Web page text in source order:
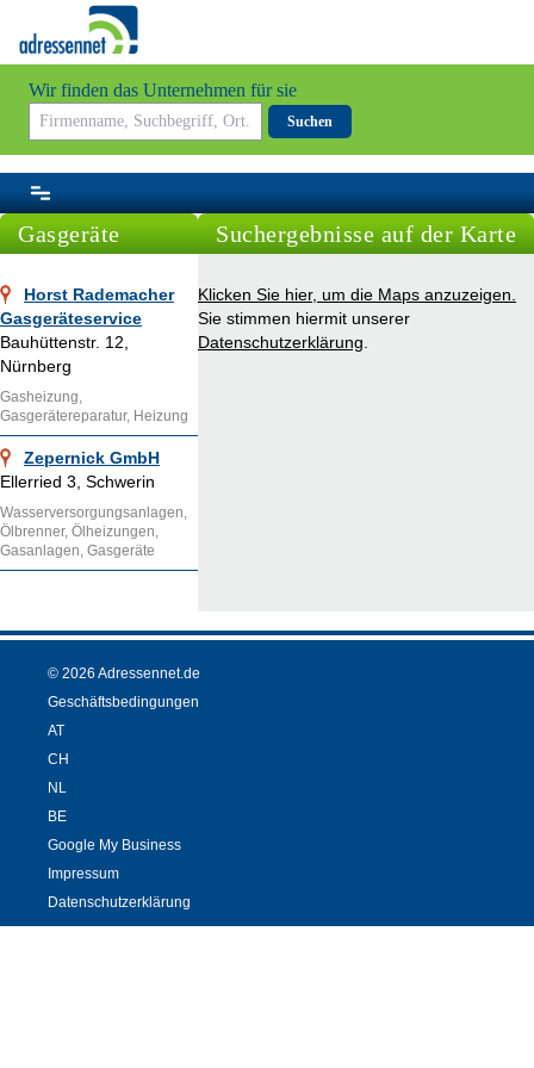
Wir finden das Unternehmen für sie
Suchen
Gasgeräte
Horst Rademacher
Gasgeräteservice
Bauhüttenstr. 12,
Nürnberg
Gasheizung,
Gasgerätereparatur, Heizung
Zepernick GmbH
Ellerried 3, Schwerin
Wasserversorgungsanlagen,
Ölbrenner, Ölheizungen,
Gasanlagen, Gasgeräte
Suchergebnisse auf der Karte
Klicken Sie hier, um die Maps anzuzeigen.
Sie stimmen hiermit unserer
Datenschutzerklärung
© 2026 Adressennet.de
Geschäftsbedingungen
AT
CH
NL
BE
Google My Business
Impressum
Datenschutzerklärung